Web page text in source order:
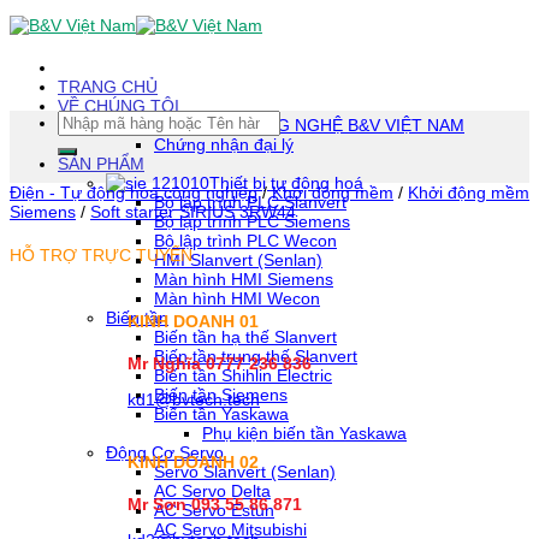
Skip
To
(tạm
dịch)
TRANG CHỦ
VỀ CHÚNG TÔI
CÔNG TY TNHH CÔNG NGHỆ B&V VIỆT NAM
Chứng nhận đại lý
SẢN PHẨM
Thiết bị tự động hoá
Bộ lập trình PLC Slanvert
Bộ lập trình PLC Siemens
Bộ lập trình PLC Wecon
HMI Slanvert (Senlan)
Màn hình HMI Siemens
Màn hình HMI Wecon
Biến tần
Biến tần hạ thế Slanvert
Biến tần trung thế Slanvert
Biến tần Shihlin Electric
Biến tần Siemens
Biến tần Yaskawa
Phụ kiện biến tần Yaskawa
Động Cơ Servo
Servo Slanvert (Senlan)
AC Servo Delta
AC Servo Estun
AC Servo Mitsubishi
Tìm
kiếm:
Điện - Tự động hóa công nghiệp / Khởi động mềm / Khởi động mềm
Siemens / Soft starter SIRIUS 3RW44
HỖ TRỢ TRỰC TUYẾN
KINH DOANH 01
Mr Nghĩa 0777 236 836
kd1@bvtech.tech
KINH DOANH 02
Mr Sơn093 55 86 871